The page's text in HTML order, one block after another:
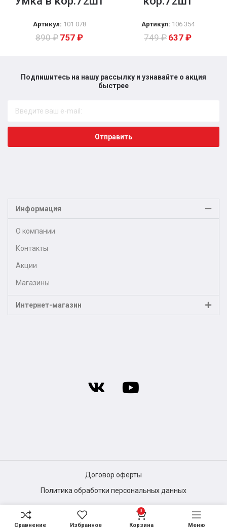
Артикул: 101 078
890₽ 757 ₽
Артикул: 106 354
749₽ 637 ₽
Подпишитесь на нашу рассылку и узнавайте о акция
быстрее​
Отправить
Информация
О компании
Контакты
Акции
Магазины
Интернет-магазин
Договор оферты
Политика обработки персональных данных
Сравнение Избранное
0
Корзина Меню